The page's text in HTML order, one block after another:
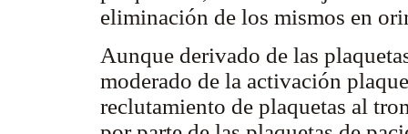
eliminación de los mismos en
Aunque derivado de las
moderado de la activación
reclutamiento de plaquetas al